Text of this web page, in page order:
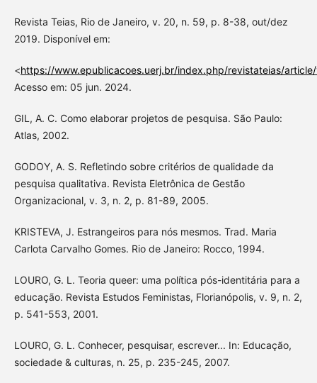
Revista Teias, Rio de Janeiro, v. 20, n. 59, p. 8-38, out/dez
2019. Disponível em:
<https://www.epublicacoes.uerj.br/index.php/revistateias/
Acesso em: 05 jun. 2024.
GIL, A. C. Como elaborar projetos de pesquisa. São Paulo:
Atlas, 2002.
GODOY, A. S. Refletindo sobre critérios de qualidade da
pesquisa qualitativa. Revista Eletrônica de Gestão
Organizacional, v. 3, n. 2, p. 81-89, 2005.
KRISTEVA, J. Estrangeiros para nós mesmos. Trad. Maria
Carlota Carvalho Gomes. Rio de Janeiro: Rocco, 1994.
LOURO, G. L. Teoria queer: uma política pós-identitária para a
educação. Revista Estudos Feministas, Florianópolis, v. 9, n. 2,
p. 541-553, 2001.
LOURO, G. L. Conhecer, pesquisar, escrever... In: Educação,
sociedade & culturas, n. 25, p. 235-245, 2007.